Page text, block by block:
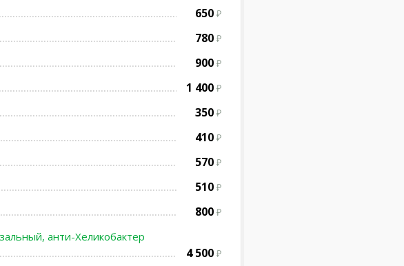
650
780
900
1 400
350
410
570
510
800
анти-Хеликобактер
4 500